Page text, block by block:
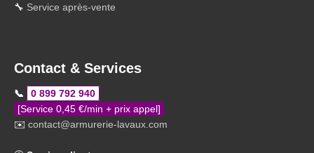
🔧 Service après-vente
Contact & Services
📞
0 899 792 940
[Service 0,45 €/min + prix appel]
✉️ contact@armurerie-lavaux.com